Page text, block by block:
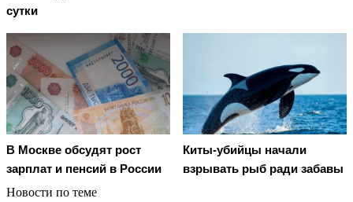
сутки
В Москве обсудят рост
зарплат и пенсий в России
Киты-убийцы начали
взрывать рыб ради забавы
Новости по теме